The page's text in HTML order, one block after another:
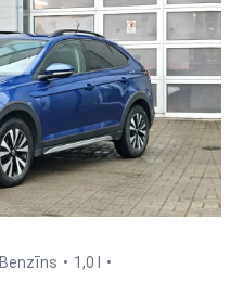
Benzīns
1,0 l